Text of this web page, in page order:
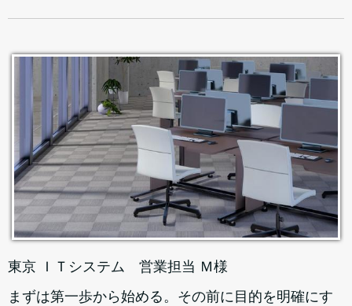
東京 ＩＴシステム 営業担当 Ｍ様
まずは第一歩から始める。その前に目的を明確にす